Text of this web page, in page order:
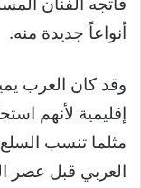
أنواعاً جديدة منه.
وقد كان العرب
إقليمية لأنهم
مثلما تنسب
العربي قبل عصر